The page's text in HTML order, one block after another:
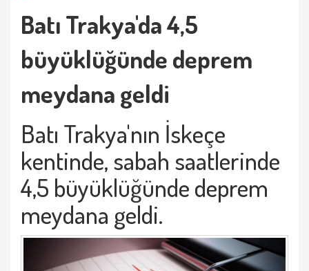
Batı Trakya'da 4,5
büyüklüğünde deprem
meydana geldi
Batı Trakya'nın İskeçe
kentinde, sabah saatlerinde
4,5 büyüklüğünde deprem
meydana geldi.